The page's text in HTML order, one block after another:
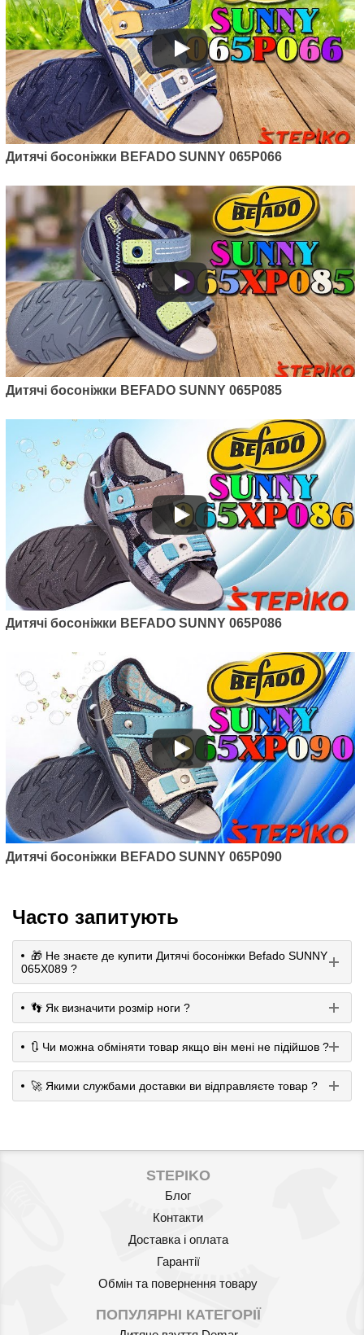
Дитячі босоніжки BEFADO SUNNY 065P066
Дитячі босоніжки BEFADO SUNNY 065P085
Дитячі босоніжки BEFADO SUNNY 065P086
Дитячі босоніжки BEFADO SUNNY 065P090
Часто запитують
🎁 Не знаєте де купити Дитячі босоніжки Befado SUNNY
065X089 ?
👣 Як визначити розмір ноги ?
🔃 Чи можна обміняти товар якщо він мені не підійшов ?
🚀 Якими службами доставки ви відправляєте товар ?
STEPIKO
Блог
Контакти
Доставка і оплата
Гарантії
Обмін та повернення товару
ПОПУЛЯРНІ КАТЕГОРІЇ